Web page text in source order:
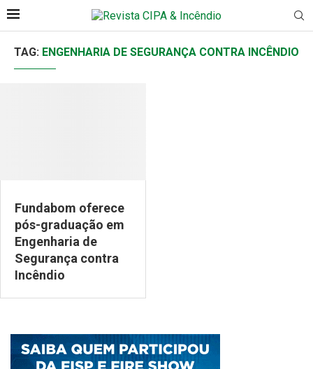
TAG: ENGENHARIA DE SEGURANÇA CONTRA INCÊNDIO
Fundabom oferece
pós-graduação em
Engenharia de
Segurança contra
Incêndio